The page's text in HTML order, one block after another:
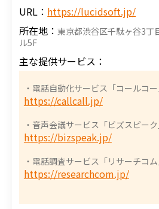
URL： https://lucidsoft.jp/
所在地：東京都渋谷区千駄ヶ谷3丁
ル5F
主な提供サービス：
・電話自動化サービス「コールコ
https://callcall.jp/
・音声会議サービス「ビズスピー
https://bizspeak.jp/
・電話調査サービス「リサーチコ
https://researchcom.jp/